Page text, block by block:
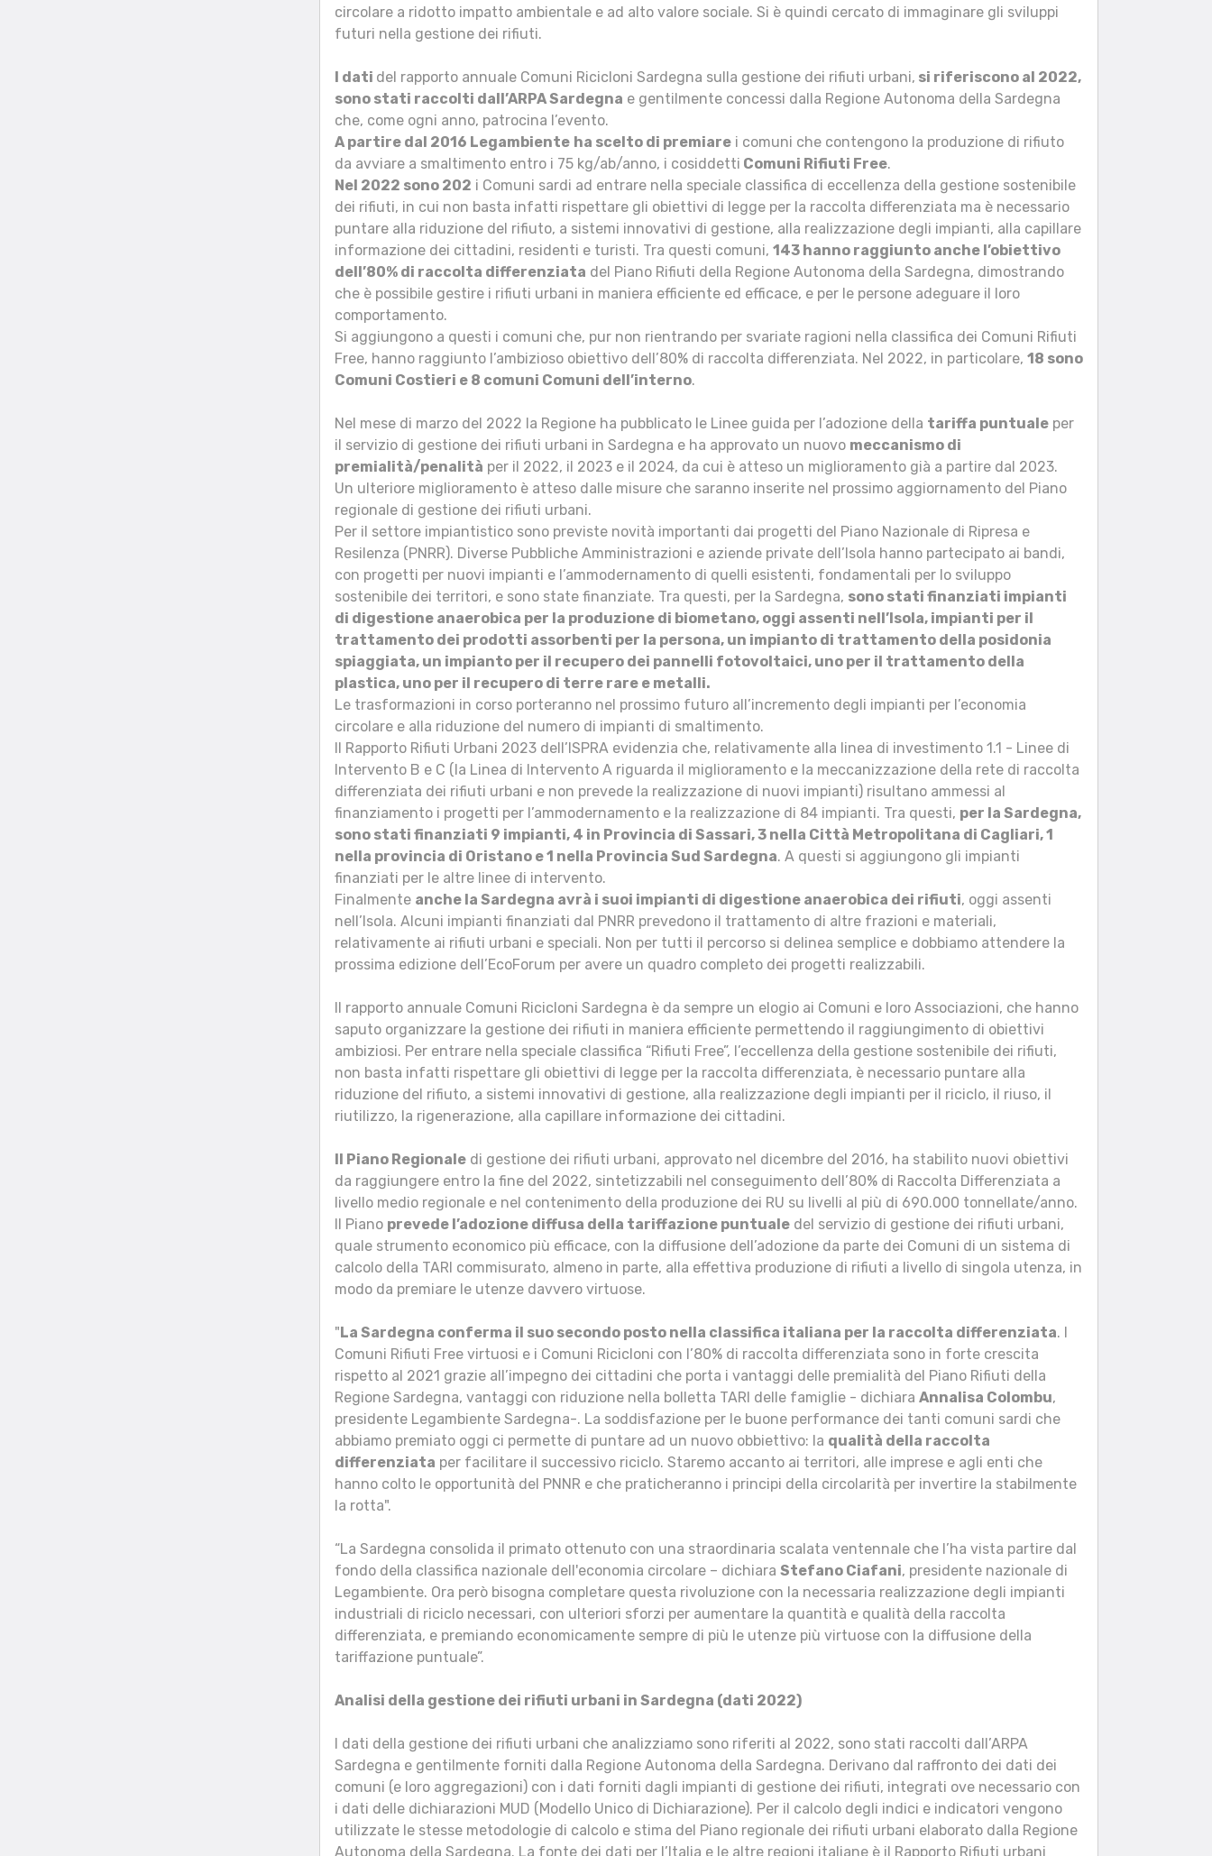
circolare a ridotto impatto ambientale e ad alto valore sociale. Si è quindi cercato di immaginare gli sviluppi
futuri nella gestione dei rifiuti.
I dati del rapporto annuale Comuni Ricicloni Sardegna sulla gestione dei rifiuti urbani, si riferiscono al 2022,
sono stati raccolti dall’ARPA Sardegna e gentilmente concessi dalla Regione Autonoma della Sardegna
che, come ogni anno, patrocina l’evento.
A partire dal 2016 Legambiente ha scelto di premiare i comuni che contengono la produzione di rifiuto
da avviare a smaltimento entro i 75 kg/ab/anno, i cosiddetti Comuni Rifiuti Free.
Nel 2022 sono 202 i Comuni sardi ad entrare nella speciale classifica di eccellenza della gestione sostenibile
dei rifiuti, in cui non basta infatti rispettare gli obiettivi di legge per la raccolta differenziata ma è necessario
puntare alla riduzione del rifiuto, a sistemi innovativi di gestione, alla realizzazione degli impianti, alla capillare
informazione dei cittadini, residenti e turisti. Tra questi comuni, 143 hanno raggiunto anche l’obiettivo
dell’80% di raccolta differenziata del Piano Rifiuti della Regione Autonoma della Sardegna, dimostrando
che è possibile gestire i rifiuti urbani in maniera efficiente ed efficace, e per le persone adeguare il loro
comportamento.
Si aggiungono a questi i comuni che, pur non rientrando per svariate ragioni nella classifica dei Comuni Rifiuti
Free, hanno raggiunto l’ambizioso obiettivo dell’80% di raccolta differenziata. Nel 2022, in particolare, 18 sono
Comuni Costieri e 8 comuni Comuni dell’interno.
Nel mese di marzo del 2022 la Regione ha pubblicato le Linee guida per l’adozione della tariffa puntuale per
il servizio di gestione dei rifiuti urbani in Sardegna e ha approvato un nuovo meccanismo di
premialità/penalità per il 2022, il 2023 e il 2024, da cui è atteso un miglioramento già a partire dal 2023.
Un ulteriore miglioramento è atteso dalle misure che saranno inserite nel prossimo aggiornamento del Piano
regionale di gestione dei rifiuti urbani.
Per il settore impiantistico sono previste novità importanti dai progetti del Piano Nazionale di Ripresa e
Resilenza (PNRR). Diverse Pubbliche Amministrazioni e aziende private dell’Isola hanno partecipato ai bandi,
con progetti per nuovi impianti e l’ammodernamento di quelli esistenti, fondamentali per lo sviluppo
sostenibile dei territori, e sono state finanziate. Tra questi, per la Sardegna, sono stati finanziati impianti
di digestione anaerobica per la produzione di biometano, oggi assenti nell’Isola, impianti per il
trattamento dei prodotti assorbenti per la persona, un impianto di trattamento della posidonia
spiaggiata, un impianto per il recupero dei pannelli fotovoltaici, uno per il trattamento della
plastica, uno per il recupero di terre rare e metalli.
Le trasformazioni in corso porteranno nel prossimo futuro all’incremento degli impianti per l’economia
circolare e alla riduzione del numero di impianti di smaltimento.
Il Rapporto Rifiuti Urbani 2023 dell’ISPRA evidenzia che, relativamente alla linea di investimento 1.1 - Linee di
Intervento B e C (la Linea di Intervento A riguarda il miglioramento e la meccanizzazione della rete di raccolta
differenziata dei rifiuti urbani e non prevede la realizzazione di nuovi impianti) risultano ammessi al
finanziamento i progetti per l’ammodernamento e la realizzazione di 84 impianti. Tra questi, per la Sardegna,
sono stati finanziati 9 impianti, 4 in Provincia di Sassari, 3 nella Città Metropolitana di Cagliari, 1
nella provincia di Oristano e 1 nella Provincia Sud Sardegna. A questi si aggiungono gli impianti
finanziati per le altre linee di intervento.
Finalmente anche la Sardegna avrà i suoi impianti di digestione anaerobica dei rifiuti, oggi assenti
nell’Isola. Alcuni impianti finanziati dal PNRR prevedono il trattamento di altre frazioni e materiali,
relativamente ai rifiuti urbani e speciali. Non per tutti il percorso si delinea semplice e dobbiamo attendere la
prossima edizione dell’EcoForum per avere un quadro completo dei progetti realizzabili.
Il rapporto annuale Comuni Ricicloni Sardegna è da sempre un elogio ai Comuni e loro Associazioni, che hanno
saputo organizzare la gestione dei rifiuti in maniera efficiente permettendo il raggiungimento di obiettivi
ambiziosi. Per entrare nella speciale classifica “Rifiuti Free”, l’eccellenza della gestione sostenibile dei rifiuti,
non basta infatti rispettare gli obiettivi di legge per la raccolta differenziata, è necessario puntare alla
riduzione del rifiuto, a sistemi innovativi di gestione, alla realizzazione degli impianti per il riciclo, il riuso, il
riutilizzo, la rigenerazione, alla capillare informazione dei cittadini.
Il Piano Regionale di gestione dei rifiuti urbani, approvato nel dicembre del 2016, ha stabilito nuovi obiettivi
da raggiungere entro la fine del 2022, sintetizzabili nel conseguimento dell’80% di Raccolta Differenziata a
livello medio regionale e nel contenimento della produzione dei RU su livelli al più di 690.000 tonnellate/anno.
Il Piano prevede l’adozione diffusa della tariffazione puntuale del servizio di gestione dei rifiuti urbani,
quale strumento economico più efficace, con la diffusione dell’adozione da parte dei Comuni di un sistema di
calcolo della TARI commisurato, almeno in parte, alla effettiva produzione di rifiuti a livello di singola utenza, in
modo da premiare le utenze davvero virtuose.
"La Sardegna conferma il suo secondo posto nella classifica italiana per la raccolta differenziata. I
Comuni Rifiuti Free virtuosi e i Comuni Ricicloni con l’80% di raccolta differenziata sono in forte crescita
rispetto al 2021 grazie all’impegno dei cittadini che porta i vantaggi delle premialità del Piano Rifiuti della
Regione Sardegna, vantaggi con riduzione nella bolletta TARI delle famiglie - dichiara Annalisa Colombu,
presidente Legambiente Sardegna-. La soddisfazione per le buone performance dei tanti comuni sardi che
abbiamo premiato oggi ci permette di puntare ad un nuovo obbiettivo: la qualità della raccolta
differenziata per facilitare il successivo riciclo. Staremo accanto ai territori, alle imprese e agli enti che
hanno colto le opportunità del PNNR e che praticheranno i principi della circolarità per invertire la stabilmente
la rotta".
“La Sardegna consolida il primato ottenuto con una straordinaria scalata ventennale che l’ha vista partire dal
fondo della classifica nazionale dell'economia circolare – dichiara Stefano Ciafani, presidente nazionale di
Legambiente. Ora però bisogna completare questa rivoluzione con la necessaria realizzazione degli impianti
industriali di riciclo necessari, con ulteriori sforzi per aumentare la quantità e qualità della raccolta
differenziata, e premiando economicamente sempre di più le utenze più virtuose con la diffusione della
tariffazione puntuale”.
Analisi della gestione dei rifiuti urbani in Sardegna (dati 2022)
I dati della gestione dei rifiuti urbani che analizziamo sono riferiti al 2022, sono stati raccolti dall’ARPA
Sardegna e gentilmente forniti dalla Regione Autonoma della Sardegna. Derivano dal raffronto dei dati dei
comuni (e loro aggregazioni) con i dati forniti dagli impianti di gestione dei rifiuti, integrati ove necessario con
i dati delle dichiarazioni MUD (Modello Unico di Dichiarazione). Per il calcolo degli indici e indicatori vengono
utilizzate le stesse metodologie di calcolo e stima del Piano regionale dei rifiuti urbani elaborato dalla Regione
Autonoma della Sardegna. La fonte dei dati per l’Italia e le altre regioni italiane è il Rapporto Rifiuti urbani